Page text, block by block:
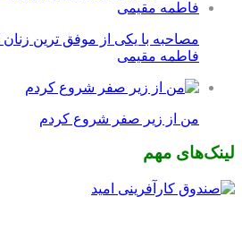
مصاحبه با یکی از موفق ترین زنان
فاطمه مقیمی
من از زیر صفر شروع کردم
لینک‌های مهم